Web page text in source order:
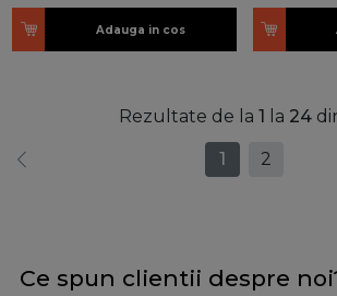
Adauga in cos
Rezultate de la 1 la 24
1 2
Ce spun clientii despre